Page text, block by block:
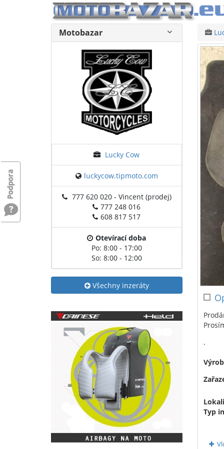
Motobazar
Lucky Cow
luckycow.tipmoto.com
777 620 020 - Vincent (prodej)
777 248 016
608 817 517
Otevírací doba
Po: 8:00 - 17:00
So: 8:00 - 12:00
Všechny inzeráty
.
Typ